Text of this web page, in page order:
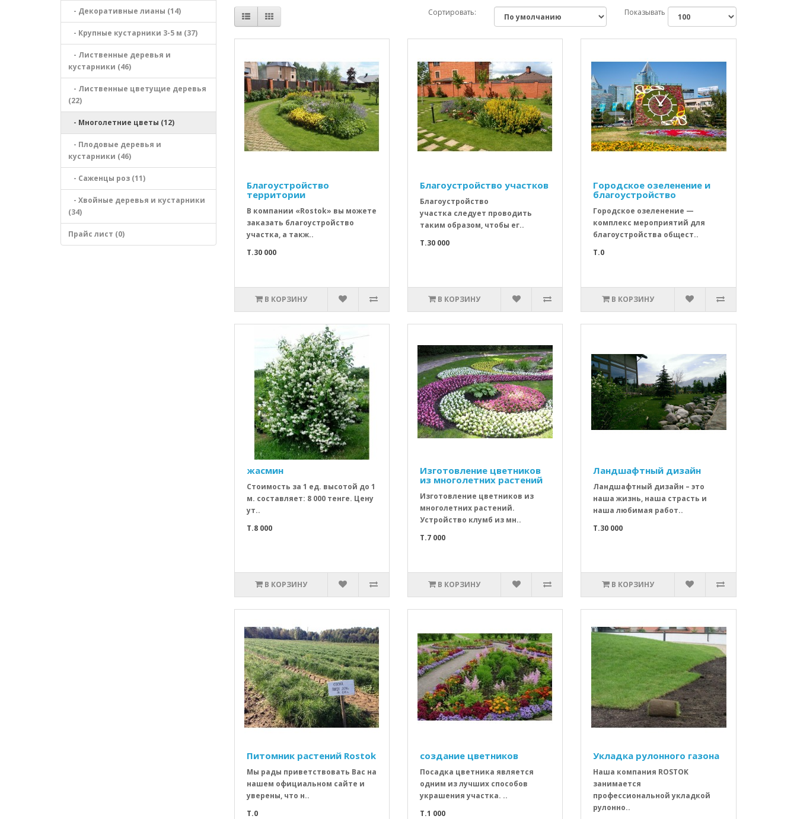
- Декоративные лианы (14)
- Крупные кустарники 3-5 м (37)
- Лиственные деревья и
кустарники (46)
- Лиственные цветущие деревья
(22)
- Многолетние цветы (12)
- Плодовые деревья и
кустарники (46)
- Саженцы роз (11)
- Хвойные деревья и кустарники
(34)
Прайс лист (0)
Сортировать:
Показывать
Благоустройство
территории
В компании «Rostok» вы можете
заказать благоустройство
участка, а такж..
T.30 000
В КОРЗИНУ
Благоустройство участков
Благоустройство
участка следует проводить
таким образом, чтобы ег..
T.30 000
В КОРЗИНУ
Городское озеленение и
благоустройство
Городское озеленение —
комплекс мероприятий для
благоустройства общест..
T.0
В КОРЗИНУ
жасмин
Стоимость за 1 ед. высотой до 1
м. составляет: 8 000 тенге. Цену
ут..
T.8 000
В КОРЗИНУ
Изготовление цветников
из многолетних растений
Изготовление цветников из
многолетних растений.
Устройство клумб из мн..
T.7 000
В КОРЗИНУ
Ландшафтный дизайн
Ландшафтный дизайн – это
наша жизнь, наша страсть и
наша любимая работ..
T.30 000
В КОРЗИНУ
Питомник растений Rostok
Мы рады приветствовать Вас на
нашем официальном сайте и
уверены, что н..
T.0
создание цветников
Посадка цветника является
одним из лучших способов
украшения участка. ..
T.1 000
Укладка рулонного газона
Наша компания ROSTOK
занимается
профессиональной укладкой
рулонно..